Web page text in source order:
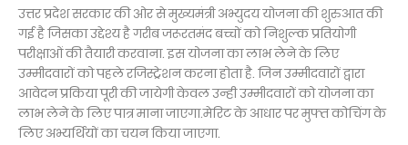
उत्तर प्रदेश सरकार की ओर से मुख्यमंत्री अभ्युदय योजना की शुरुआत की
गई है जिसका उद्देश्य है गरीब जरूरतमंद बच्चों को निशुल्क प्रतियोगी
परीक्षाओं की तैयारी करवाना. इस योजना का लाभ लेने के लिए
उम्मीदवारों को पहले रजिस्ट्रेशन करना होता है. जिन उम्मीदवारों द्वारा
आवेदन प्रकिया पूरी की जायेगी केवल उन्ही उम्मीदवारों को योजना का
लाभ लेने के लिए पात्र माना जाएगा.मेरिट के आधार पर मुफ्त कोचिंग के
लिए अभ्यर्थियों का चयन किया जाएगा.